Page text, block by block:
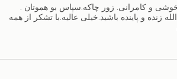
و کامرانی. زور چاکه.سپاس بو هموتان .
زنده و پاینده باشید.خیلی عالیه.با تشکر از همه